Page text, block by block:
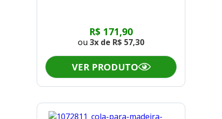
R$ 171,90
ou 3x de R$ 57,30
VER PRODUTO